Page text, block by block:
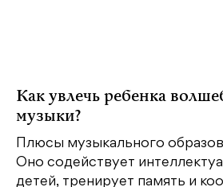
Как увлечь ребенка
музыки?
Плюсы музыкального
Оно содействует
детей, тренирует память и